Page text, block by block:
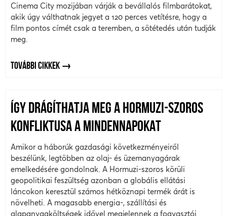
Cinema City mozijában várják a bevállalós filmbarátokat,
akik úgy válthatnak jegyet a 120 perces vetítésre, hogy a
film pontos címét csak a teremben, a sötétedés után tudják
meg.
TOVÁBBI CIKKEK
ÍGY DRÁGÍTHATJA MEG A HORMUZI-SZOROS
KONFLIKTUSA A MINDENNAPOKAT
Amikor a háborúk gazdasági következményeiről
beszélünk, legtöbben az olaj- és üzemanyagárak
emelkedésére gondolnak. A Hormuzi-szoros körüli
geopolitikai feszültség azonban a globális ellátási
láncokon keresztül számos hétköznapi termék árát is
növelheti. A magasabb energia-, szállítási és
alapanyagköltségek idővel megjelennek a fogyasztói